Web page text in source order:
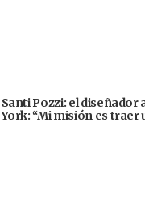
Santi Pozzi: el diseñador
York: “Mi misión es traer